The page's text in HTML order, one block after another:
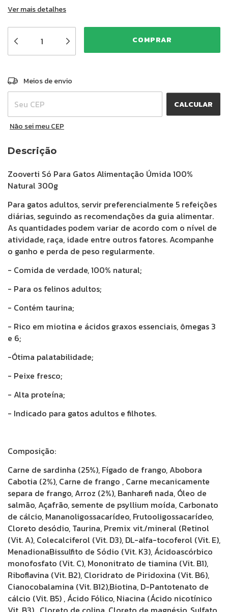
Ver mais detalhes
Entregas para o CEP:
Meios de envio
CALCULAR
Não sei meu CEP
Descrição
Zooverti Só Para Gatos Alimentação Úmida 100%
Natural 300g
Para gatos adultos, servir preferencialmente 5 refeições
diárias, seguindo as recomendações da guia alimentar.
As quantidades podem variar de acordo com o nível de
atividade, raça, idade entre outros fatores. Acompanhe
o ganho e perda de peso regularmente.
- Comida de verdade, 100% natural;
- Para os felinos adultos;
- Contém taurina;
- Rico em miotina e ácidos graxos essenciais, ômegas 3
e 6;
-Ótima palatabilidade;
- Peixe fresco;
- Alta proteína;
- Indicado para gatos adultos e filhotes.
Composição:
Carne de sardinha (25%), Fígado de frango, Abobora
Cabotia (2%), Carne de frango , Carne mecanicamente
separa de frango, Arroz (2%), Banharefi nada, Óleo de
salmão, Açafrão, semente de psyllium moída, Carbonato
de cálcio, Mananoligossacarídeo, Frutooligossacarídeo,
Cloreto desódio, Taurina, Premix vit./mineral (Retinol
(Vit. A), Colecalciferol (Vit. D3), DL-alfa-tocoferol (Vit. E),
MenadionaBissulfito de Sódio (Vit. K3), Ácidoascórbico
monofosfato (Vit. C), Mononitrato de tiamina (Vit. B1),
Riboflavina (Vit. B2), Cloridrato de Piridoxina (Vit. B6),
Cianocobalamina (Vit. B12),Biotina, D-Pantotenato de
cálcio (Vit. B5) , Ácido Fólico, Niacina (Ácido nicotínico